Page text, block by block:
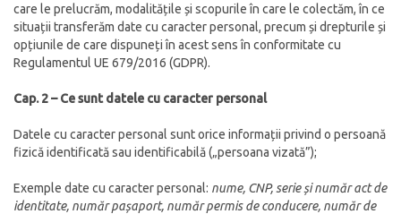
care le prelucrăm, modalitățile și scopurile în care le colectăm, în ce
situații transferăm date cu caracter personal, precum și drepturile și
opțiunile de care dispuneți în acest sens în conformitate cu
Regulamentul UE 679/2016 (GDPR).
Cap. 2 – Ce sunt datele cu caracter personal
Datele cu caracter personal sunt orice informații privind o persoană
fizică identificată sau identificabilă („persoana vizată”);
Exemple date cu caracter personal: nume, CNP, serie și număr act de
identitate, număr pașaport, număr permis de conducere, număr de